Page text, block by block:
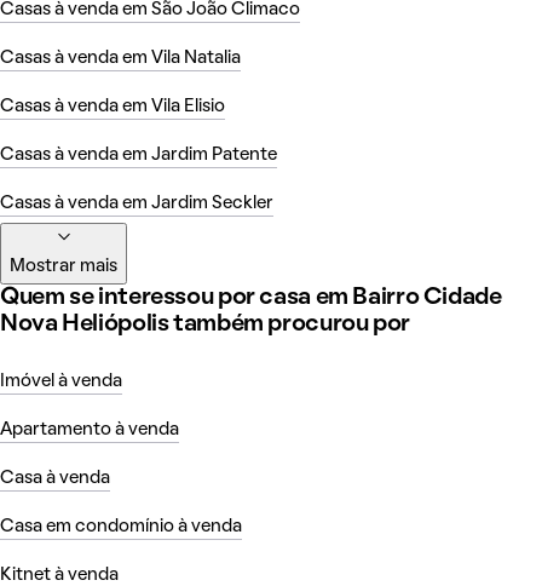
Casas à venda em São João Climaco
Casas à venda em Vila Natalia
Casas à venda em Vila Elisio
Casas à venda em Jardim Patente
Casas à venda em Jardim Seckler
Mostrar mais
Quem se interessou por casa em Bairro Cidade
Nova Heliópolis também procurou por
Imóvel à venda
Apartamento à venda
Casa à venda
Casa em condomínio à venda
Kitnet à venda